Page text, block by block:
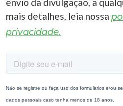
mais detalhes, leia nossa
privacidade.